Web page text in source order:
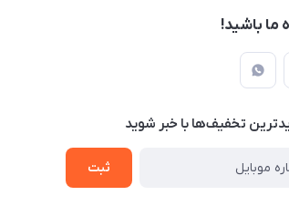
ما باشید!
تخفیف‌ها با‌ خبر شوید
ثبت